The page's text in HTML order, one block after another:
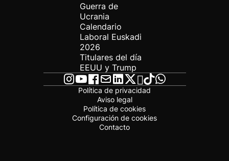
Guerra de
Ucrania
Calendario
Laboral Euskadi
2026
Titulares del día
EEUU y Trump
Política de privacidad
Aviso legal
Política de cookies
Configuración de cookies
Contacto